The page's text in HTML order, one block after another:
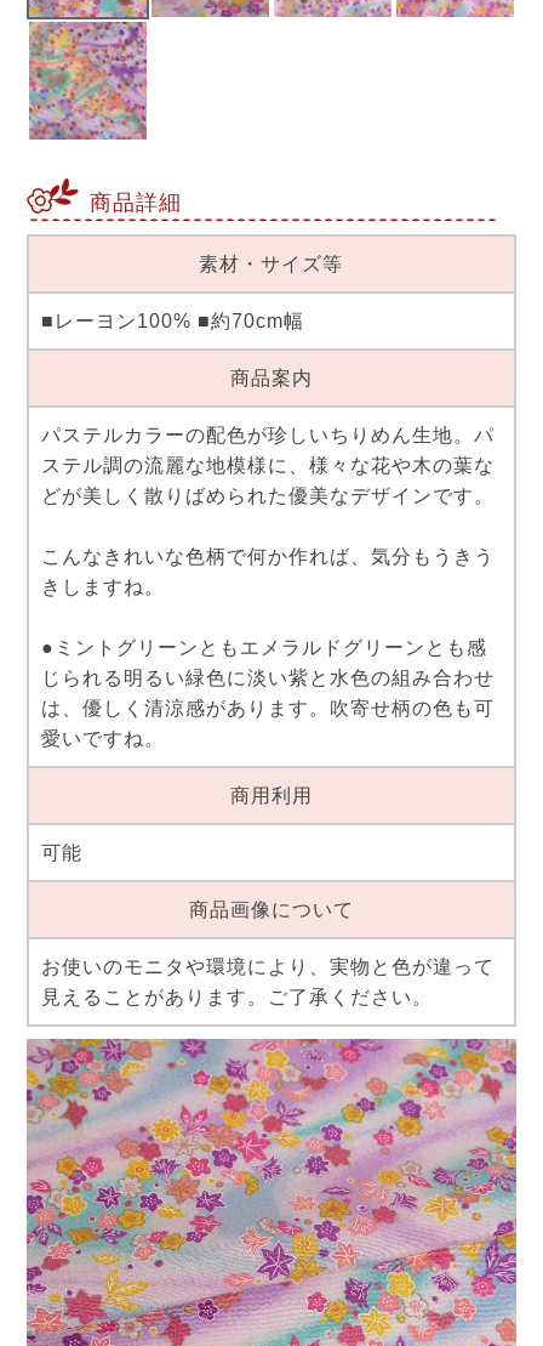
商品詳細
素材・サイズ等
■レーヨン100% ■約70cm幅
商品案内
パステルカラーの配色が珍しいちりめん生地。パ
ステル調の流麗な地模様に、様々な花や木の葉な
どが美しく散りばめられた優美なデザインです。
こんなきれいな色柄で何か作れば、気分もうきう
きしますね。
●ミントグリーンともエメラルドグリーンとも感
じられる明るい緑色に淡い紫と水色の組み合わせ
は、優しく清涼感があります。吹寄せ柄の色も可
愛いですね。
商用利用
可能
商品画像について
お使いのモニタや環境により、実物と色が違って
見えることがあります。ご了承ください。